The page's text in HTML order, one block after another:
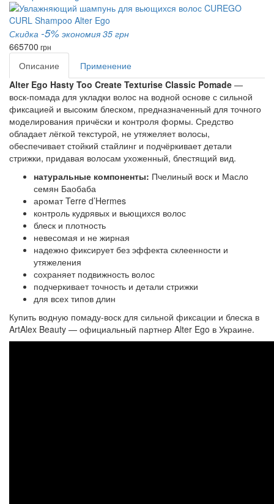
Скидка -5% экономия 35 грн
665700 грн
Описание
Применение
Alter Ego Hasty Too Create Texturise Classic Pomade —
воск-помада для укладки волос на водной основе с сильной
фиксацией и высоким блеском, предназначенный для точного
моделирования причёски и контроля формы. Средство
обладает лёгкой текстурой, не утяжеляет волосы,
обеспечивает стойкий стайлинг и подчёркивает детали
стрижки, придавая волосам ухоженный, блестящий вид.
натуральные компоненты: Пчелиный воск и Масло
семян Баобаба
аромат Terre d’Hermes
контроль кудрявых и вьющихся волос
блеск и плотность
невесомая и не жирная
надежно фиксирует без эффекта склеенности и
утяжеления
сохраняет подвижность волос
подчеркивает точность и детали стрижки
для всех типов длин
Купить водную помаду-воск для сильной фиксации и блеска в
ArtAlex Beauty — официальный партнер Alter Ego в Украине.